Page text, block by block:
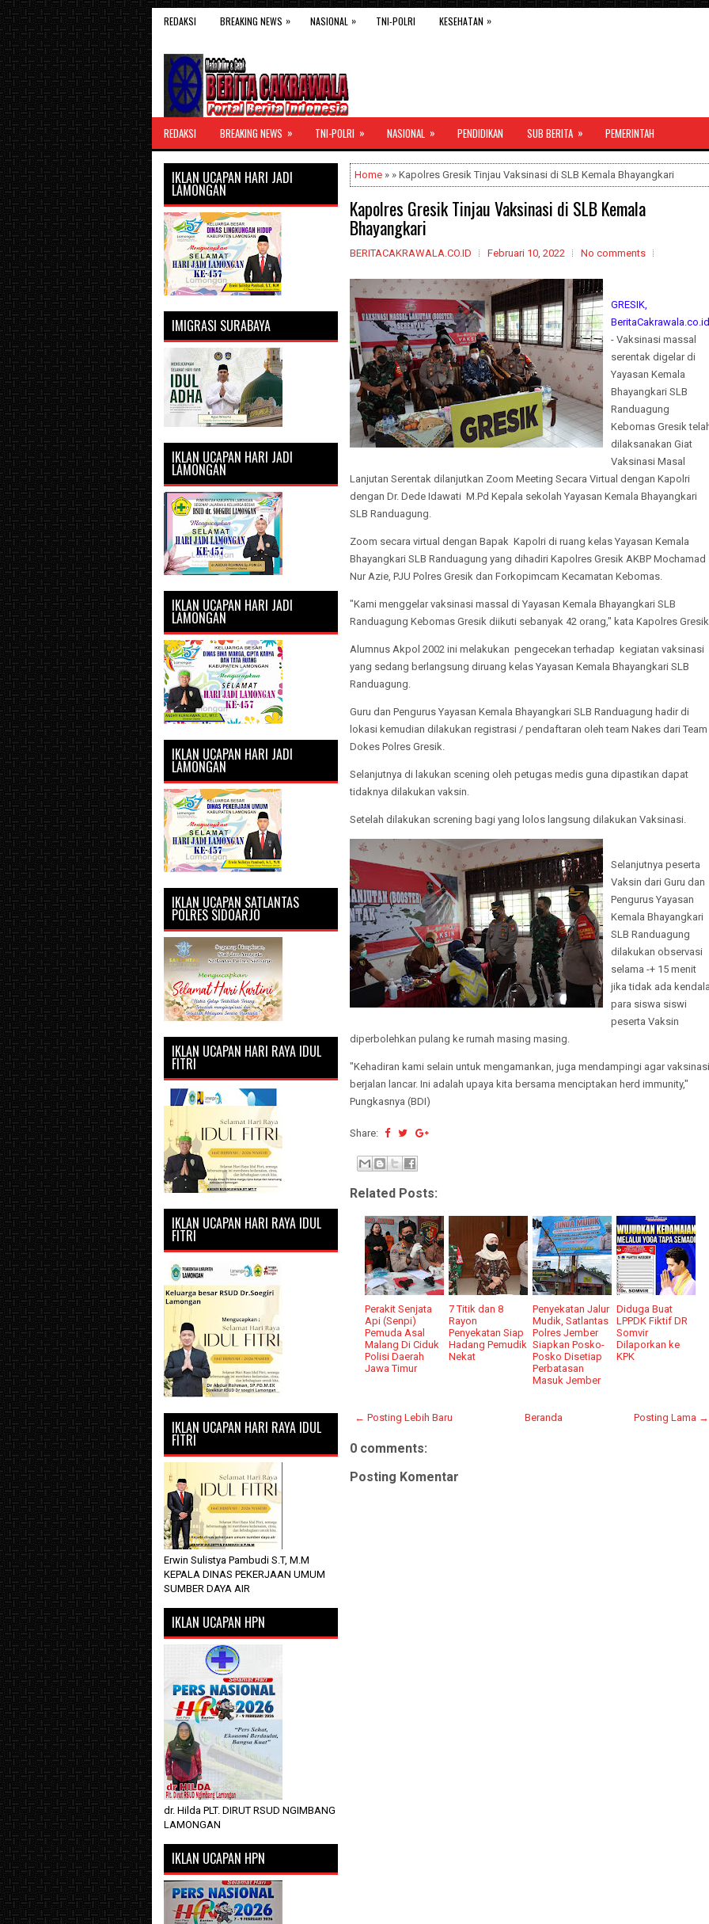
REDAKSI BREAKING NEWS » NASIONAL » TNI-POLRI KESEHATAN »
REDAKSI BREAKING NEWS » TNI-POLRI » NASIONAL » PENDIDIKAN SUB BERITA » PEMERINTAH
Home » » Kapolres Gresik Tinjau Vaksinasi di SLB Kemala Bhayangkari
Kapolres Gresik Tinjau Vaksinasi di SLB Kemala
Bhayangkari
BERITACAKRAWALA.CO.ID Februari 10, 2022 No comments
GRESIK,
BeritaCakrawala.co.id
- Vaksinasi massal
serentak digelar di
Yayasan Kemala
Bhayangkari SLB
Randuagung
Kebomas Gresik
dilaksanakan Giat
Vaksinasi Masal
Lanjutan Serentak dilanjutkan Zoom Meeting Secara Virtual dengan Kapolri
dengan Dr. Dede Idawati M.Pd Kepala sekolah Yayasan Kemala Bhayangkari
SLB Randuagung.
Zoom secara virtual dengan Bapak Kapolri di ruang kelas Yayasan Kemala
Bhayangkari SLB Randuagung yang dihadiri Kapolres Gresik AKBP Mochamad
Nur Azie, PJU Polres Gresik dan Forkopimcam Kecamatan Kebomas.
"Kami menggelar vaksinasi massal di Yayasan Kemala Bhayangkari SLB
Randuagung Kebomas Gresik diikuti sebanyak 42 orang," kata Kapolres
Alumnus Akpol 2002 ini melakukan pengecekan terhadap kegiatan vaksinasi
yang sedang berlangsung diruang kelas Yayasan Kemala Bhayangkari SLB
Randuagung.
Guru dan Pengurus Yayasan Kemala Bhayangkari SLB Randuagung hadir di
lokasi kemudian dilakukan registrasi / pendaftaran oleh team Nakes dari Team
Dokes Polres Gresik.
Selanjutnya di lakukan scening oleh petugas medis guna dipastikan dapat
tidaknya dilakukan vaksin.
Setelah dilakukan screning bagi yang lolos langsung dilakukan Vaksinasi.
Selanjutnya peserta
Vaksin dari Guru dan
Pengurus Yayasan
Kemala Bhayangkari
SLB Randuagung
dilakukan observasi
selama -+ 15 menit
jika tidak ada
para siswa siswi
peserta Vaksin
diperbolehkan pulang ke rumah masing masing.
"Kehadiran kami selain untuk mengamankan, juga mendampingi agar vaksinasi
berjalan lancar. Ini adalah upaya kita bersama menciptakan herd immunity,"
Pungkasnya (BDI)
Share:
Related Posts:
Perakit Senjata
Api (Senpi)
Pemuda Asal
Malang Di Ciduk
Polisi Daerah
Jawa Timur
7 Titik dan 8
Rayon
Penyekatan Siap
Hadang Pemudik
Nekat
Penyekatan Jalur
Mudik, Satlantas
Polres Jember
Siapkan Posko-
Posko Disetiap
Perbatasan
Masuk Jember
Diduga Buat
LPPDK Fiktif DR
Somvir
Dilaporkan ke
KPK
← Posting Lebih Baru Posting Lama →
Beranda
0 comments:
Posting Komentar
IKLAN UCAPAN HARI JADI
LAMONGAN
IMIGRASI SURABAYA
IKLAN UCAPAN HARI JADI
LAMONGAN
IKLAN UCAPAN HARI JADI
LAMONGAN
IKLAN UCAPAN HARI JADI
LAMONGAN
IKLAN UCAPAN SATLANTAS
POLRES SIDOARJO
IKLAN UCAPAN HARI RAYA IDUL
FITRI
IKLAN UCAPAN HARI RAYA IDUL
FITRI
IKLAN UCAPAN HARI RAYA IDUL
FITRI
Erwin Sulistya Pambudi S.T, M.M
KEPALA DINAS PEKERJAAN UMUM
SUMBER DAYA AIR
IKLAN UCAPAN HPN
dr. Hilda PLT. DIRUT RSUD NGIMBANG
LAMONGAN
IKLAN UCAPAN HPN